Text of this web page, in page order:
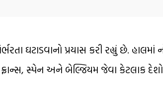
ઘટાડવાનો પ્રયાસ કરી રહ્યું છે. હાલમાં
સ્પેન અને બેલ્જિયમ જેવા કેટલાક